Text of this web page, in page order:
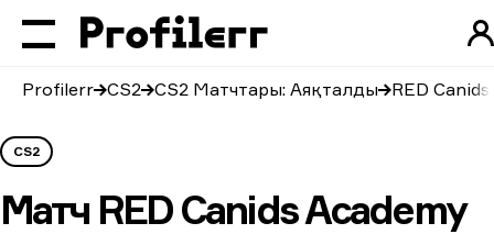
Profilerr CS2 CS2 Матчтары: Аяқталды RED
CS2
Матч RED Canids Academy